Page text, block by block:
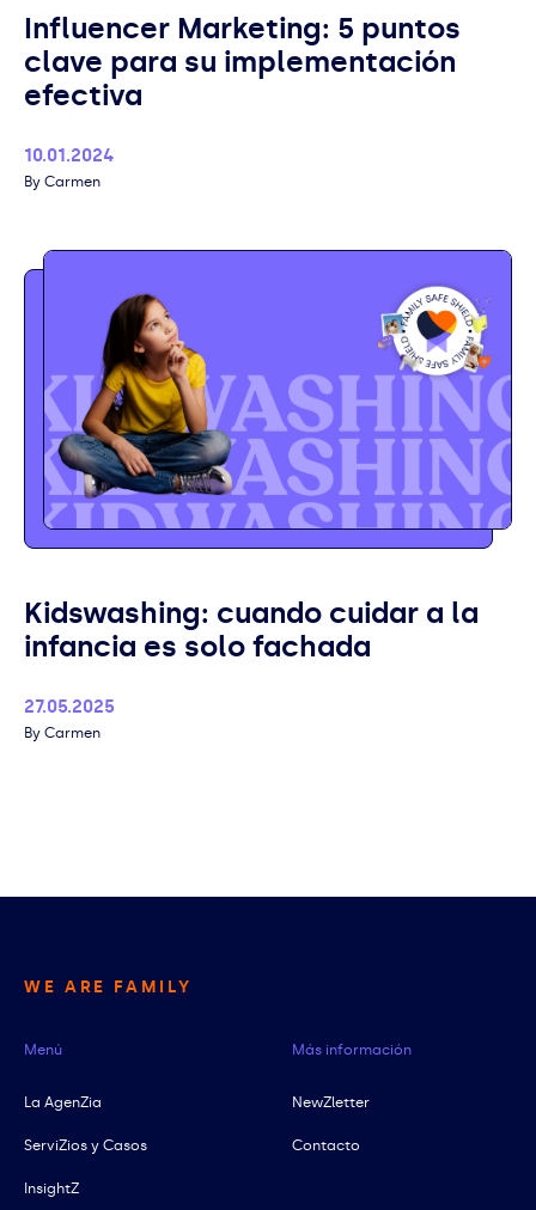
Influencer Marketing: 5 puntos
clave para su implementación
efectiva
Published
10.01.2024
Author
Carmen
Kidswashing: cuando cuidar a la
infancia es solo fachada
Published
27.05.2025
Author
Carmen
WE ARE FAMILY
Menú
La AgenZia
ServiZios y Casos
InsightZ
Más información
NewZletter
Contacto